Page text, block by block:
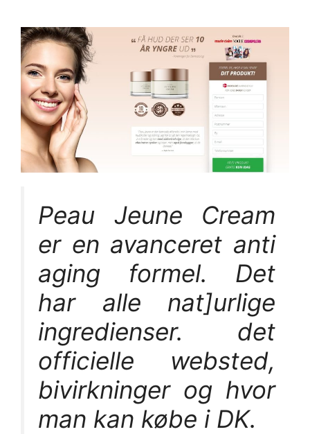
Peau Jeune Cream
er en avanceret anti
aging formel. Det
har alle nat]urlige
ingredienser. det
officielle websted,
bivirkninger og hvor
man kan købe i DK.